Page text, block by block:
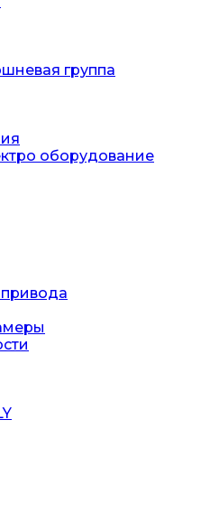
группа
оборудование